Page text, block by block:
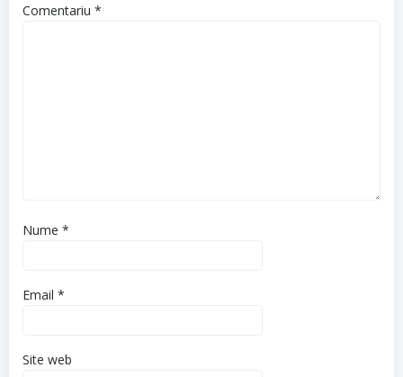
Comentariu *
Nume *
Email *
Site web